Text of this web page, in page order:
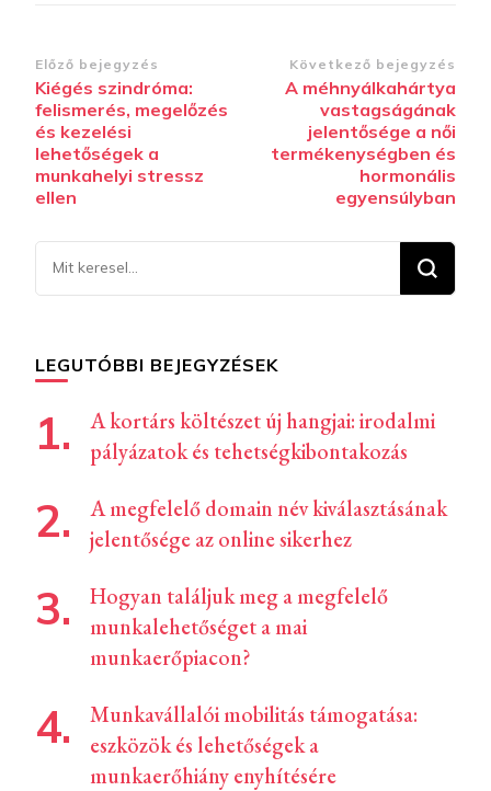
Bejegyzések
navigációja
Előző bejegyzés
Kiégés szindróma:
felismerés, megelőzés
és kezelési
lehetőségek a
munkahelyi stressz
ellen
Következő bejegyzés
A méhnyálkahártya
vastagságának
jelentősége a női
termékenységben és
hormonális
egyensúlyban
Keresel
valamit?
LEGUTÓBBI BEJEGYZÉSEK
A kortárs költészet új hangjai: irodalmi
pályázatok és tehetségkibontakozás
A megfelelő domain név kiválasztásának
jelentősége az online sikerhez
Hogyan találjuk meg a megfelelő
munkalehetőséget a mai
munkaerőpiacon?
Munkavállalói mobilitás támogatása:
eszközök és lehetőségek a
munkaerőhiány enyhítésére